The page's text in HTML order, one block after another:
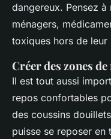
dangereux. Pensez
ménagers,
toxiques hors de leur
Créer des zones
Il est tout aussi
repos confortables
des coussins
puisse se reposer en